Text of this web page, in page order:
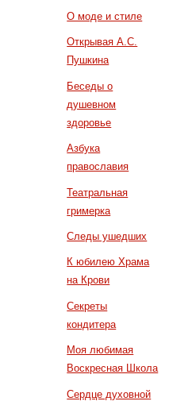
О моде и стиле
Открывая А.С.
Пушкина
Беседы о
душевном
здоровье
Азбука
православия
Театральная
гримерка
Следы ушедших
К юбилею Храма
на Крови
Секреты
кондитера
Моя любимая
Воскресная Школа
Сердце духовной